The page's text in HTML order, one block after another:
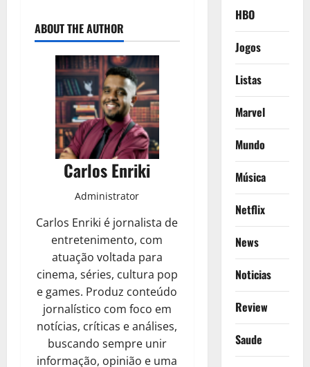
ABOUT THE AUTHOR
Carlos Enriki
Administrator
Carlos Enriki é jornalista de
entretenimento, com
atuação voltada para
cinema, séries, cultura pop
e games. Produz conteúdo
jornalístico com foco em
notícias, críticas e análises,
buscando sempre unir
informação, opinião e uma
HBO
Jogos
Listas
Marvel
Mundo
Música
Netflix
News
Noticias
Review
Saude